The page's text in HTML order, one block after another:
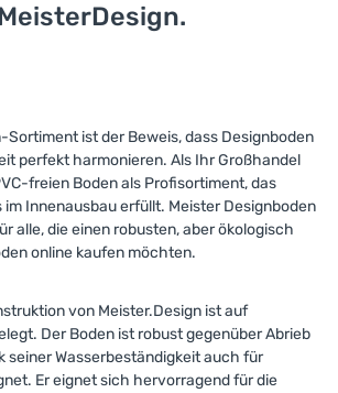
Sortiment ist der Beweis, dass Designboden
perfekt harmonieren. Als Ihr Großhandel
freien Boden als Profisortiment, das
Innenausbau erfüllt. Meister Designboden
alle, die einen robusten, aber ökologisch
online kaufen möchten.
von Meister.Design ist auf
Der Boden ist robust gegenüber Abrieb
seiner Wasserbeständigkeit auch für
Er eignet sich hervorragend für die